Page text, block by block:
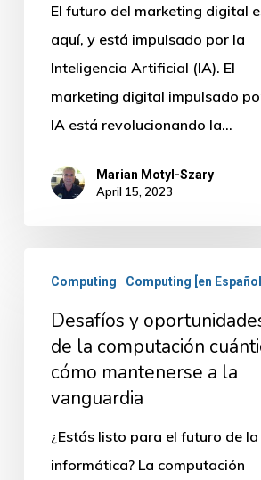
El futuro del marketing digital
aquí, y está impulsado por la
Inteligencia Artificial (IA). El
marketing digital impulsado
IA está revolucionando la…
Marian Motyl-Szary
April 15, 2023
oportunidades
computación
cuántica:
cómo
Computing Computing [en Español]
Desafíos y
de la computación
cómo mantenerse a la
vanguardia
¿Estás listo para el futuro de la
informática? La computación